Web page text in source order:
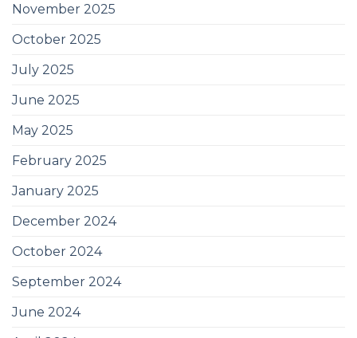
November 2025
October 2025
July 2025
June 2025
May 2025
February 2025
January 2025
December 2024
October 2024
September 2024
June 2024